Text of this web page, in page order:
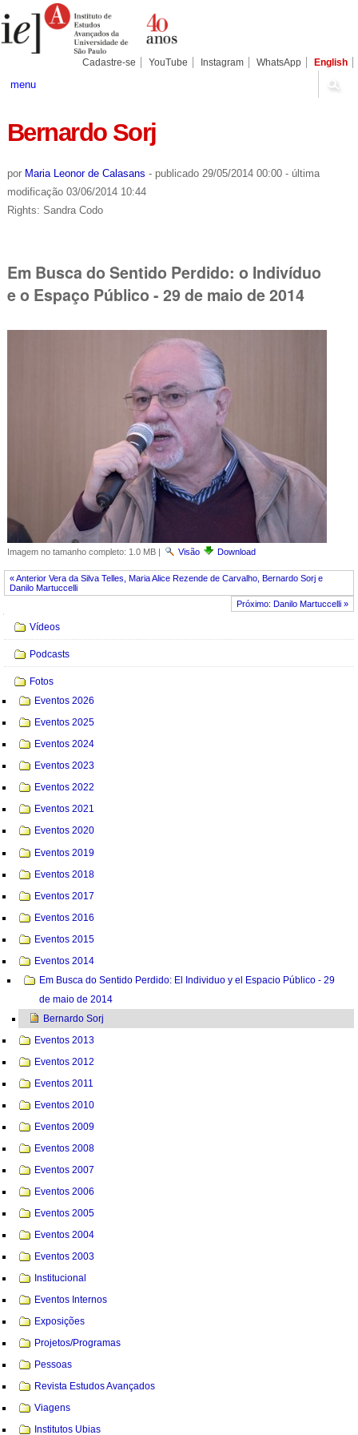
para
conteúdo.
Pessoais
Cadastre-se YouTube Instagram WhatsApp English
menu
Bernardo Sorj
por Maria Leonor de Calasans - publicado29/05/2014 00:00 - última
modificação03/06/2014 10:44
Rights: Sandra Codo
Em Busca do Sentido Perdido: o Indivíduo
e o Espaço Público - 29 de maio de 2014
Imagem no tamanho completo: 1.0 MB| Visão Download
« Anterior Vera da Silva Telles, Maria Alice Rezende de Carvalho, Bernardo Sorj e
Danilo Martuccelli
Próximo: Danilo Martuccelli »
Vídeos
Podcasts
Fotos
Eventos 2026
Eventos 2025
Eventos 2024
Eventos 2023
Eventos 2022
Eventos 2021
Eventos 2020
Eventos 2019
Eventos 2018
Eventos 2017
Eventos 2016
Eventos 2015
Eventos 2014
Em Busca do Sentido Perdido: El Individuo y el Espacio Público - 29
de maio de 2014
Bernardo Sorj
Eventos 2013
Eventos 2012
Eventos 2011
Eventos 2010
Eventos 2009
Eventos 2008
Eventos 2007
Eventos 2006
Eventos 2005
Eventos 2004
Eventos 2003
Institucional
Eventos Internos
Exposições
Projetos/Programas
Pessoas
Revista Estudos Avançados
Viagens
Institutos Ubias